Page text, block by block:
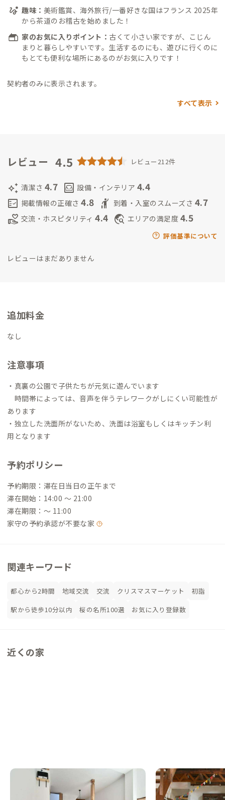
趣味： 美術鑑賞、海外旅行/一番好きな国はフランス 2025年
から茶道のお稽古を始めました！
家のお気に入りポイント： 古くて小さい家ですが、こじん
まりと暮らしやすいです。生活するのにも、遊びに行くのに
もとても便利な場所にあるのがお気に入りです！
契約者のみに表示されます。
すべて表示
レビュー 4.5 レビュー212件
auto_awesome 清潔さ 4.7 living 設備・インテリア 4.4
fact_check 掲載情報の正確さ 4.8 hail 到着・入室のスムーズさ 4.7
volunteer_activism 交流・ホスピタリティ 4.4 travel_explore エリアの満足度 4.5
評価基準について
レビューはまだありません
追加料金
なし
注意事項
・真裏の公園で子供たちが元気に遊んでいます
時間帯によっては、音声を伴うテレワークがしにくい可能性が
あります
・独立した洗面所がないため、洗面は浴室もしくはキッチン利
用となります
予約ポリシー
予約期限：滞在日当日の正午まで
滞在開始：14:00 〜 21:00
滞在期限：〜 11:00
家守の予約承認が不要な家
関連キーワード
都心から2時間 地域交流 交流 クリスマスマーケット
初詣
駅から徒歩10分以内
桜の名所100選 お気に入り登録数
近くの家
浅草A邸
シェアハウス
浅草B邸
東京都 シェアハウス